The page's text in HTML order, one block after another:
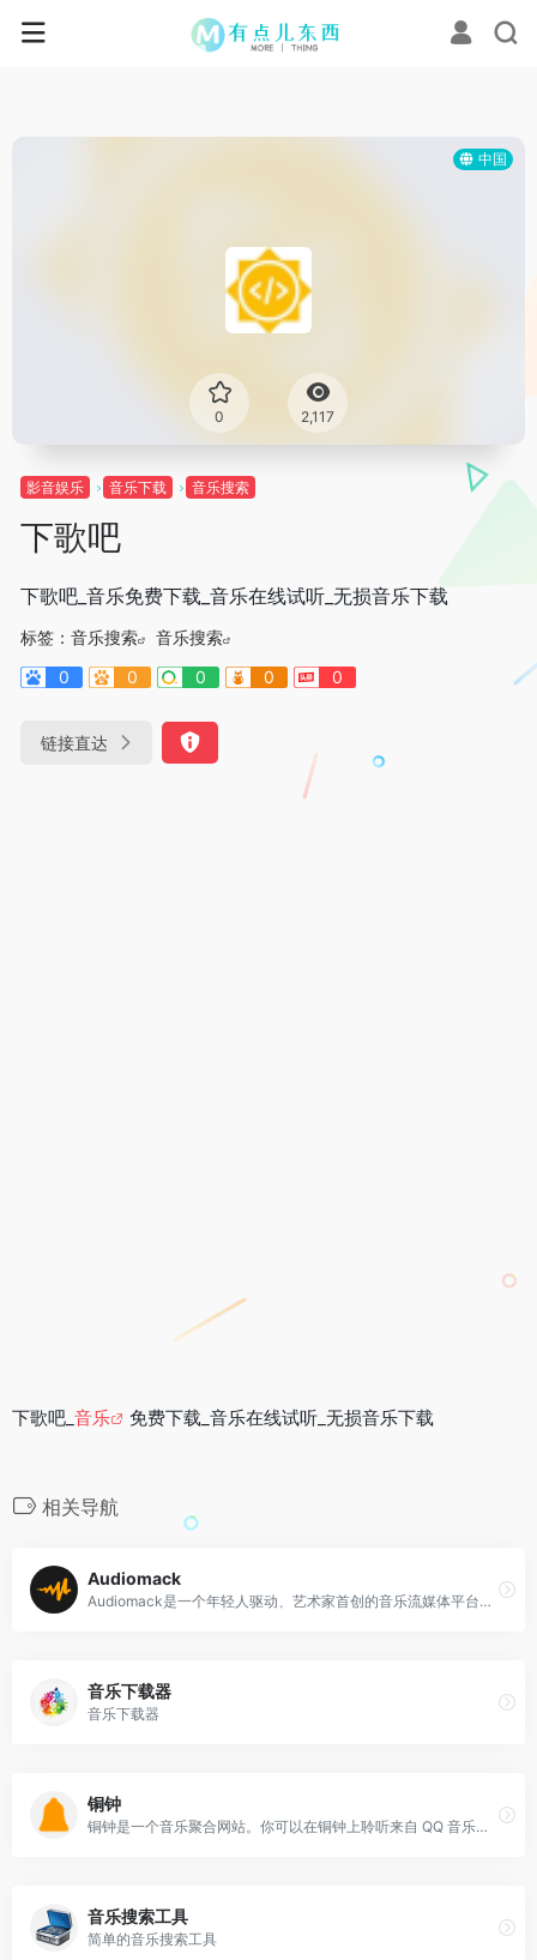
中国
0 2,117
影音娱乐 音乐下载 音乐搜索
下歌吧
下歌吧_音乐免费下载_音乐在线试听_无损音乐下载
标签： 音乐搜索
音乐搜索
0
0 0 0 0
链接直达
下歌吧_ 音乐 免费下载_音乐在线试听_无损音乐下载
相关导航
Audiomack
Audiomack是一个年轻人驱动、艺术家首创的音乐流媒体平台，允许创作者免费共享无限的音乐和播客内容。
音乐下载器
音乐下载器
铜钟
铜钟是一个音乐聚合网站。你可以在铜钟上聆听来自 QQ 音乐、网易云音乐和酷我音乐三家平台的音乐。
音乐搜索工具
简单的音乐搜索工具